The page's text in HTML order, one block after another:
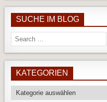
SUCHE IM BLOG
Search
for:
KATEGORIEN
Kategorien